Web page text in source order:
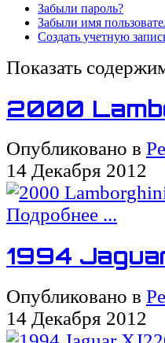
Забыли пароль?
Забыли имя
Создать учетную
Показать
2000
Опубликовано в
14 Декабря 2012
Подробнее ...
1994
Опубликовано в
14 Декабря 2012